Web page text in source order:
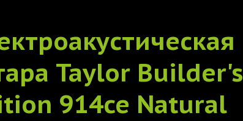
Taylor Builder's
914ce Natural